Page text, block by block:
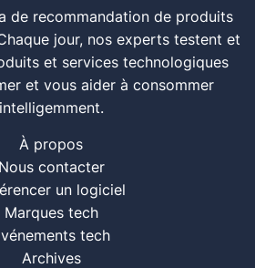
de recommandation de produits
jour, nos experts testent et
et services technologiques
et vous aider à consommer
intelligemment.
À propos
Nous contacter
un logiciel
Marques tech
tech
Archives